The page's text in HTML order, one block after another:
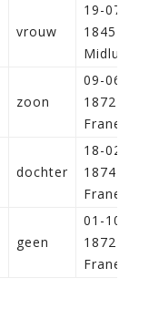
vrouw
19-07-
1845
Midlum
zoon
09-06-
1872
Franeker
dochter
18-02-
1874
Franeker
geen
01-10-
1872
Franeker